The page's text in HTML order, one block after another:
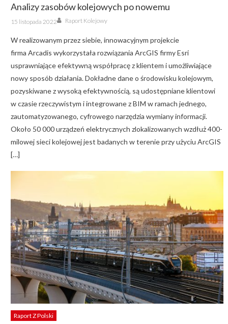
Analizy zasobów kolejowych po nowemu
Posted
on
15 listopada 2022 Author
Raport Kolejowy
W realizowanym przez siebie, innowacyjnym projekcie
firma Arcadis wykorzystała rozwiązania ArcGIS firmy Esri
usprawniające efektywną współpracę z klientem i umożliwiające
nowy sposób działania. Dokładne dane o środowisku kolejowym,
pozyskiwane z wysoką efektywnością, są udostępniane klientowi
w czasie rzeczywistym i integrowane z BIM w ramach jednego,
zautomatyzowanego, cyfrowego narzędzia wymiany informacji.
Około 50 000 urządzeń elektrycznych zlokalizowanych wzdłuż 400-
milowej sieci kolejowej jest badanych w terenie przy użyciu ArcGIS
[…]
Raport Z Polski